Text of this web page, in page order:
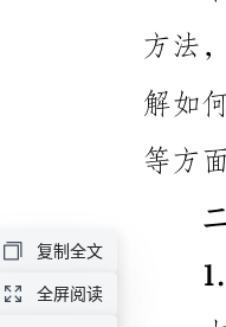
复制全文
全屏阅读